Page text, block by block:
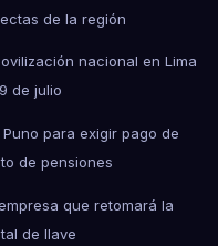
de la región
nacional en Lima
de julio
para exigir pago de
de pensiones
que retomará la
de Ilave